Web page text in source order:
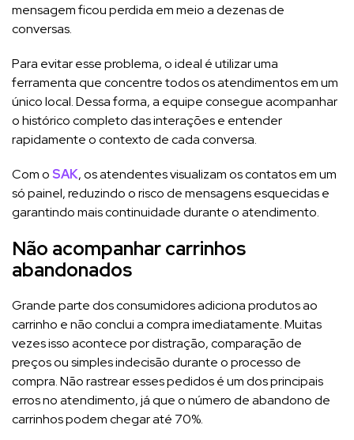
mensagem ficou perdida em meio a dezenas de
conversas.
Para evitar esse problema, o ideal é utilizar uma
ferramenta que concentre todos os atendimentos em um
único local. Dessa forma, a equipe consegue acompanhar
o histórico completo das interações e entender
rapidamente o contexto de cada conversa.
Com oSAK, os atendentes visualizam os contatos em um
só painel, reduzindo o risco de mensagens esquecidas e
garantindo mais continuidade durante o atendimento.
Não acompanhar carrinhos
abandonados
Grande parte dos consumidores adiciona produtos ao
carrinho e não conclui a compra imediatamente. Muitas
vezes isso acontece por distração, comparação de
preços ou simples indecisão durante o processo de
compra. Não rastrear esses pedidos é um dos principais
erros no atendimento, já que o número de abandono de
carrinhos podem chegar até 70%.